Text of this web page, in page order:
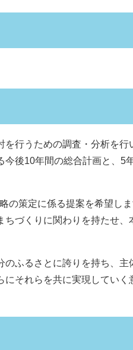
行うための調査・分析を行
後10年間の総合計画と、5
の策定に係る提案を希望し
づくりに関わりを持たせ、
ふるさとに誇りを持ち、主
それらを共に実現していく